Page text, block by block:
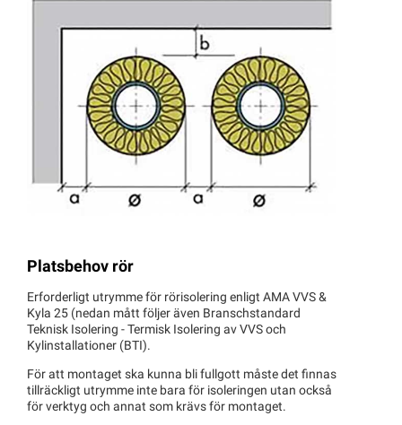
Platsbehov rör
Erforderligt utrymme för rörisolering enligt AMA VVS &
Kyla 25 (nedan mått följer även Branschstandard
Teknisk Isolering - Termisk Isolering av VVS och
Kylinstallationer (BTI).
För att montaget ska kunna bli fullgott måste det finnas
tillräckligt utrymme inte bara för isoleringen utan också
för verktyg och annat som krävs för montaget.